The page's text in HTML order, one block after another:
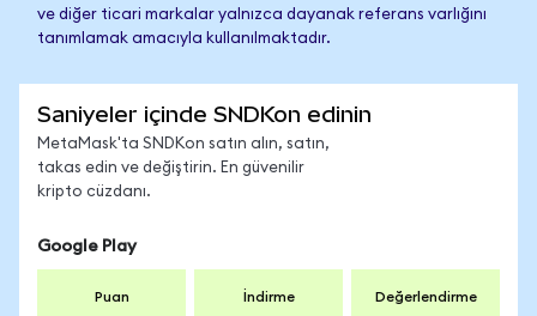
ve diğer ticari markalar yalnızca dayanak referans varlığını
tanımlamak amacıyla kullanılmaktadır.
Saniyeler içinde SNDKon edinin
MetaMask'ta SNDKon satın alın, satın,
takas edin ve değiştirin. En güvenilir
kripto cüzdanı.
Google Play
Puan İndirme Değerlendirme